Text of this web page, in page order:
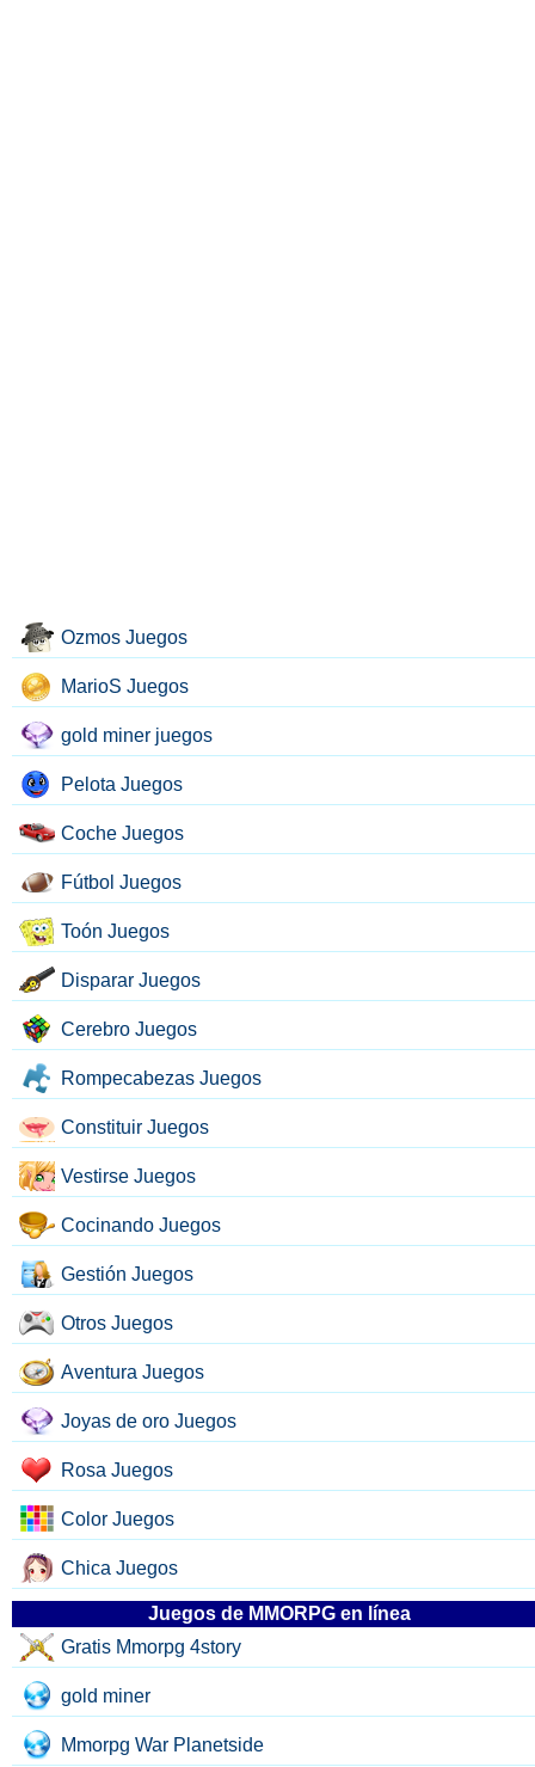
Ozmos Juegos
MarioS Juegos
gold miner juegos
Pelota Juegos
Coche Juegos
Fútbol Juegos
Toón Juegos
Disparar Juegos
Cerebro Juegos
Rompecabezas Juegos
Constituir Juegos
Vestirse Juegos
Cocinando Juegos
Gestión Juegos
Otros Juegos
Aventura Juegos
Joyas de oro Juegos
Rosa Juegos
Color Juegos
Chica Juegos
Juegos de MMORPG en línea
Gratis Mmorpg 4story
gold miner
Mmorpg War Planetside